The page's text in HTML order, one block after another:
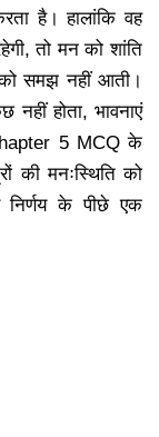
है। हालांकि वह
तो मन को शांति
समझ नहीं आती।
होता, भावनाएं
5 MCQ के
की मनःस्थिति को
के पीछे एक